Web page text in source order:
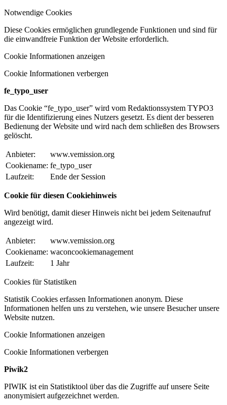
Notwendige Cookies
Diese Cookies ermöglichen grundlegende Funktionen und sind für
die einwandfreie Funktion der Website erforderlich.
Cookie Informationen anzeigen
Cookie Informationen verbergen
fe_typo_user
Das Cookie “fe_typo_user” wird vom Redaktionssystem TYPO3
für die Identifizierung eines Nutzers gesetzt. Es dient der besseren
Bedienung der Website und wird nach dem schließen des Browsers
gelöscht.
Anbieter:
www.vemission.org
Cookiename: fe_typo_user
Laufzeit:
Ende der Session
Cookie für diesen Cookiehinweis
Wird benötigt, damit dieser Hinweis nicht bei jedem Seitenaufruf
angezeigt wird.
Anbieter:
www.vemission.org
Cookiename: waconcookiemanagement
Laufzeit:
1 Jahr
Cookies für Statistiken
Statistik Cookies erfassen Informationen anonym. Diese
Informationen helfen uns zu verstehen, wie unsere Besucher unsere
Website nutzen.
Cookie Informationen anzeigen
Cookie Informationen verbergen
Piwik2
PIWIK ist ein Statistiktool über das die Zugriffe auf unsere Seite
anonymisiert aufgezeichnet werden.